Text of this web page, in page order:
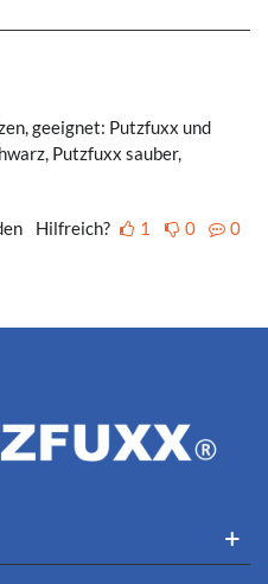
geeignet: Putzfuxx und
Putzfuxx sauber,
Hilfreich? 1 0 0